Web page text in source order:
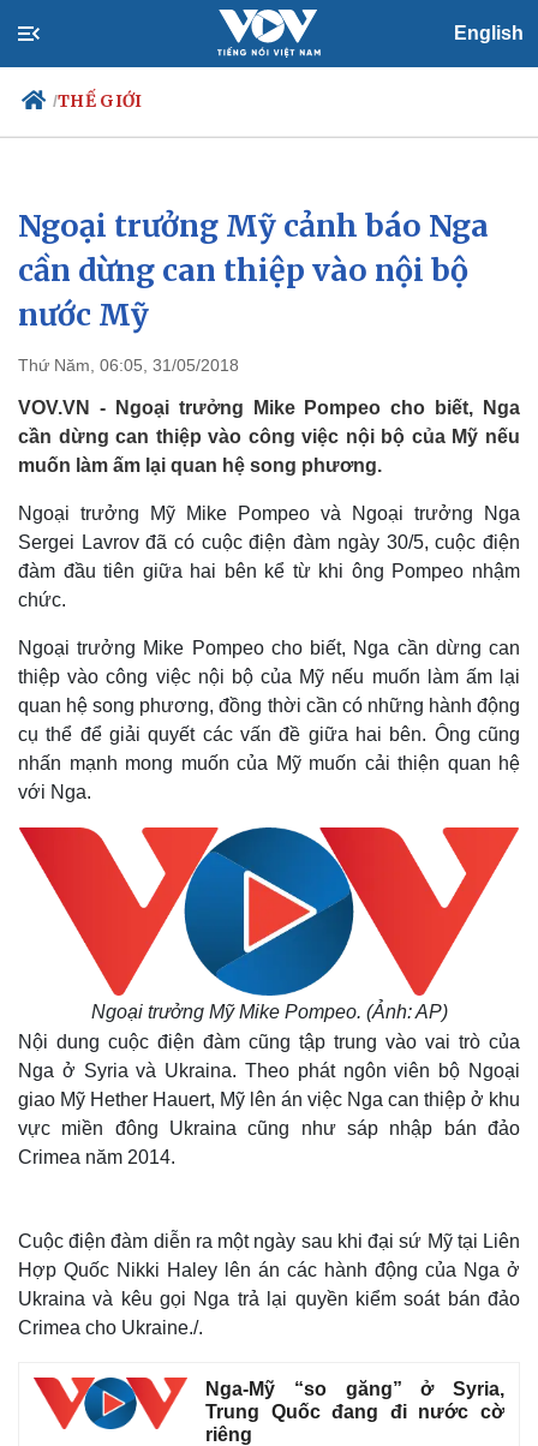
English
/THẾ GIỚI
Chính trị
Đảng
Tổ chức nhân sự
Quốc hội
Nhận diện sự thật
Xã hội
Tin 24h
Dự báo thời tiết
Ngoại trưởng Mỹ cảnh báo Nga
cần dừng can thiệp vào nội bộ
nước Mỹ
Thứ Năm, 06:05, 31/05/2018
VOV.VN - Ngoại trưởng Mike Pompeo cho biết, Nga
cần dừng can thiệp vào công việc nội bộ của Mỹ nếu
muốn làm ấm lại quan hệ song phương.
Ngoại trưởng Mỹ Mike Pompeo và Ngoại trưởng Nga
Sergei Lavrov đã có cuộc điện đàm ngày 30/5, cuộc điện
đàm đầu tiên giữa hai bên kể từ khi ông Pompeo nhậm
chức.
Ngoại trưởng Mike Pompeo cho biết, Nga cần dừng can
thiệp vào công việc nội bộ của Mỹ nếu muốn làm ấm lại
quan hệ song phương, đồng thời cần có những hành động
cụ thể để giải quyết các vấn đề giữa hai bên. Ông cũng
nhấn mạnh mong muốn của Mỹ muốn cải thiện quan hệ
với Nga.
Ngoại trưởng Mỹ Mike Pompeo. (Ảnh: AP)
Nội dung cuộc điện đàm cũng tập trung vào vai trò của
Nga ở Syria và Ukraina. Theo phát ngôn viên bộ Ngoại
giao Mỹ Hether Hauert, Mỹ lên án việc Nga can thiệp ở khu
vực miền đông Ukraina cũng như sáp nhập bán đảo
Crimea năm 2014.
Cuộc điện đàm diễn ra một ngày sau khi đại sứ Mỹ tại Liên
Hợp Quốc Nikki Haley lên án các hành động của Nga ở
Ukraina và kêu gọi Nga trả lại quyền kiểm soát bán đảo
Crimea cho Ukraine./.
Nga-Mỹ “so găng” ở Syria,
Trung Quốc đang đi nước cờ
riêng